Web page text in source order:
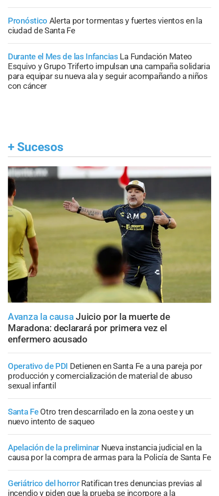
Pronóstico Alerta por tormentas y fuertes vientos en la
ciudad de Santa Fe
Durante el Mes de las Infancias La Fundación Mateo
Esquivo y Grupo Triferto impulsan una campaña solidaria
para equipar su nueva ala y seguir acompañando a niños
con cáncer
+ Sucesos
Avanza la causa Juicio por la muerte de
Maradona: declarará por primera vez el
enfermero acusado
Operativo de PDI Detienen en Santa Fe a una pareja por
producción y comercialización de material de abuso
sexual infantil
Santa Fe Otro tren descarrilado en la zona oeste y un
nuevo intento de saqueo
Apelación de la preliminar Nueva instancia judicial en la
causa por la compra de armas para la Policía de Santa Fe
Geriátrico del horror Ratifican tres denuncias previas al
incendio y piden que la prueba se incorpore a la